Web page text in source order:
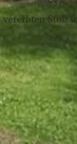
Stolz